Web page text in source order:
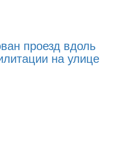
проезд вдоль
на улице